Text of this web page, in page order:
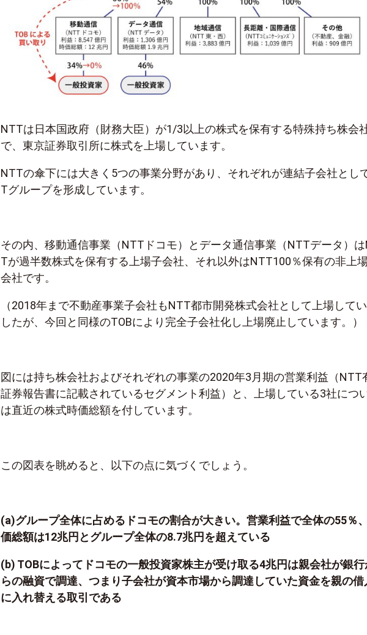
NTTは日本国政府（財務大臣）が1/3以上の株式を保有する特殊持ち株会
で、東京証券取引所に株式を上場しています。
NTTの傘下には大きく5つの事業分野があり、それぞれが連結子会社とし
Tグループを形成しています。
その内、移動通信事業（NTTドコモ）とデータ通信事業（NTTデータ）
Tが過半数株式を保有する上場子会社、それ以外はNTT100％保有の非上
会社です。
（2018年まで不動産事業子会社もNTT都市開発株式会社として上場して
したが、今回と同様のTOBにより完全子会社化し上場廃止しています。）
図には持ち株会社およびそれぞれの事業の2020年3月期の営業利益（NTT
証券報告書に記載されているセグメント利益）と、上場している3社につ
は直近の株式時価総額を付しています。
この図表を眺めると、以下の点に気づくでしょう。
(a)グループ全体に占めるドコモの割合が大きい。営業利益で全体の55％
価総額は12兆円とグループ全体の8.7兆円を超えている
(b) TOBによってドコモの一般投資家株主が受け取る4兆円は親会社が銀行
らの融資で調達、つまり子会社が資本市場から調達していた資金を親の借
に入れ替える取引である